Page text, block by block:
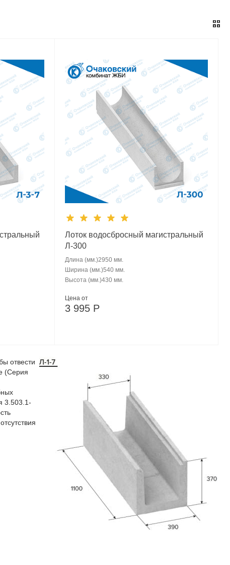
Лоток водосбросный магистральный
Л-300
Длина (мм.)2950 мм.
Ширина (мм.)540 мм.
Высота (мм.)430 мм.
Цена от
3 995 Р
отвести
(Серия
3.503.1-